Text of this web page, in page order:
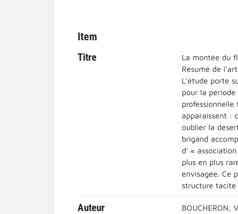
Item
Titre
La montée du
Résumé de
L'étude porte
pour la
apparaissent :
oublier la
brigand
d' «
plus en plus
envisagée. Ce
structure
Auteur BOUCHERON,